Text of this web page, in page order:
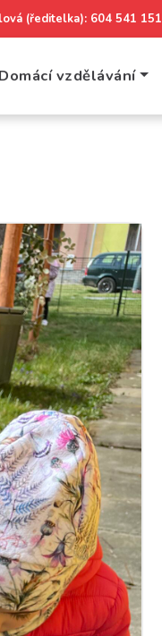
(ředitelka): 604 541 151
Domácí vzdělávání